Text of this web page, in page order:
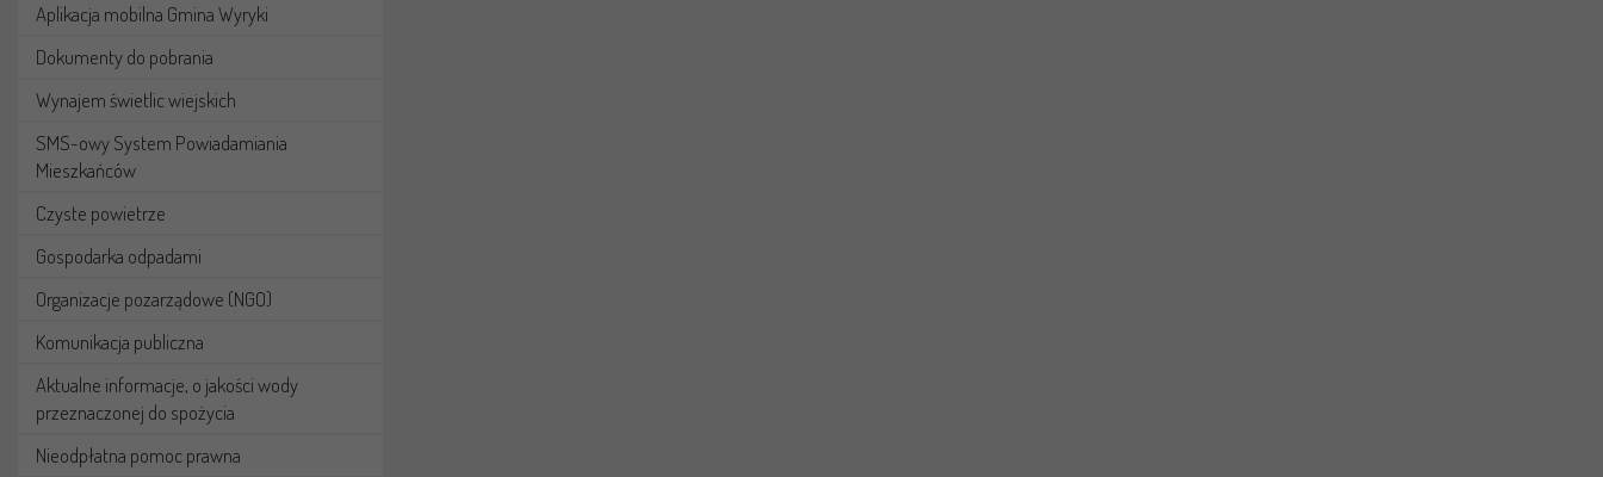
Aplikacja mobilna Gmina Wyryki
Dokumenty do pobrania
Wynajem świetlic wiejskich
SMS-owy System Powiadamiania
Mieszkańców
Czyste powietrze
Gospodarka odpadami
Organizacje pozarządowe (NGO)
Komunikacja publiczna
Aktualne informacje, o jakości wody
przeznaczonej do spożycia
Nieodpłatna pomoc prawna